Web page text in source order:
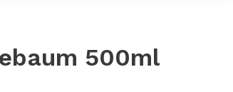
500ml